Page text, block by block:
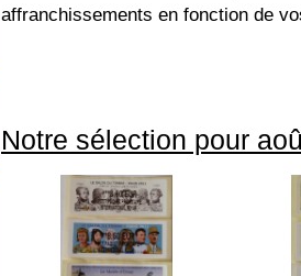
affranchissements en fonction de
Notre sélection pour